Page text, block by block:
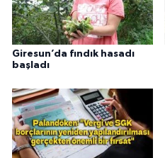
Giresun’da fındık hasadı
başladı